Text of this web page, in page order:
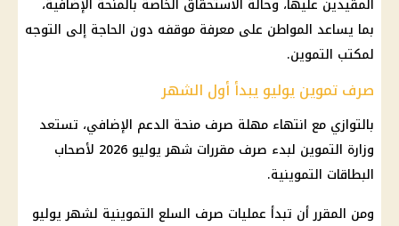
بما يساعد المواطن على معرفة موقفه دون الحاجة إلى التوجه
لمكتب التموين.
صرف تموين يوليو يبدأ أول الشهر
بالتوازي مع انتهاء مهلة صرف منحة الدعم الإضافي، تستعد
وزارة التموين لبدء صرف مقررات شهر يوليو 2026 لأصحاب
البطاقات التموينية.
ومن المقرر أن تبدأ عمليات صرف السلع التموينية لشهر يوليو